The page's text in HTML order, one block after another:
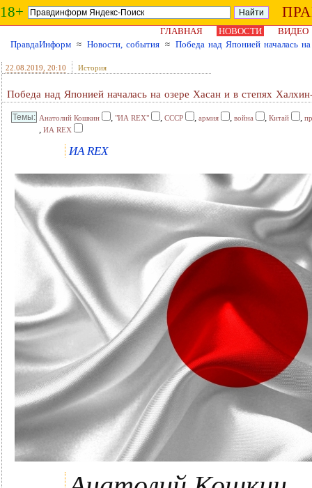
18+
ГЛАВНАЯ НОВОСТИ
ВИДЕО
ПравдаИнформ ≈ Новости, события ≈ Победа над Японией началась
22.08.2019 , 20:10 История
Победа над Японией началась на озере Хасан и в степях
Анатолий Кошкин , "ИА REX" , СССР , армия , война , Китай ,
, ИА REX
ИА REX